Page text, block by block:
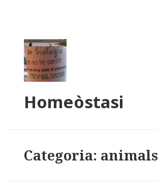
Homeòstasi
Categoria: animals